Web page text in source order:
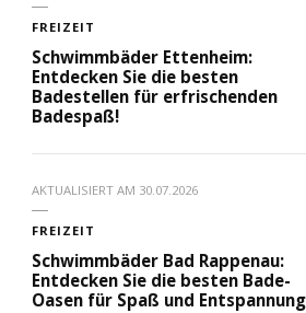
FREIZEIT
Schwimmbäder Ettenheim:
Entdecken Sie die besten
Badestellen für erfrischenden
Badespaß!
AKTUALISIERT AM 30.07.2026
FREIZEIT
Schwimmbäder Bad Rappenau:
Entdecken Sie die besten Bade-
Oasen für Spaß und